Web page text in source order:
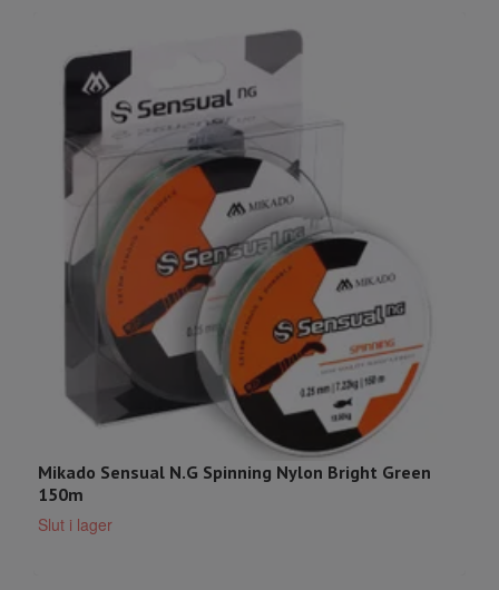
Mikado Sensual N.G Spinning Nylon Bright Green
150m
Slut i lager